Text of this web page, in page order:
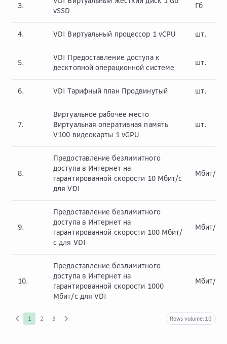
3.
vSSD
Гб
4. VDI Виртуальный процессор 1 vCPU шт.
5.
VDI Предоставление доступа к
десктопной операционной системе
шт.
6. VDI Тарифный план Продвинутый шт.
7.
Виртуальное рабочее место
Виртуальная оперативная память
V100 видеокарты 1 vGPU
шт.
8.
Предоставление безлимитного
доступа в Интернет на
гарантированной скорости 10 Мбит/с
для VDI
Мбит/с
9.
Предоставление безлимитного
доступа в Интернет на
гарантированной скорости 100 Мбит/
с для VDI
Мбит/с
10.
Предоставление безлимитного
доступа в Интернет на
гарантированной скорости 1000
Мбит/с для VDI
Мбит/с
1 2 3 Rows volume:10